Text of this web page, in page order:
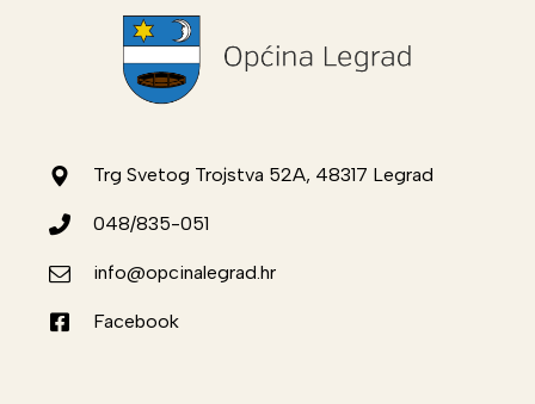
Trg Svetog Trojstva 52A, 48317 Legrad
048/835-051
info@opcinalegrad.hr
Facebook